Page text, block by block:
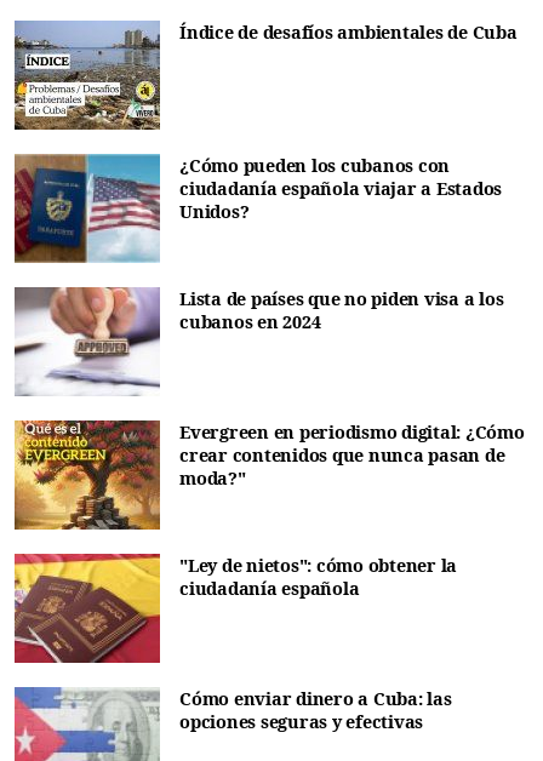
Índice de desafíos ambientales de Cuba
¿Cómo pueden los cubanos con
ciudadanía española viajar a Estados
Unidos?
Lista de países que no piden visa a los
cubanos en 2024
Evergreen en periodismo digital: ¿Cómo
crear contenidos que nunca pasan de
moda?"
"Ley de nietos": cómo obtener la
ciudadanía española
Cómo enviar dinero a Cuba: las
opciones seguras y efectivas